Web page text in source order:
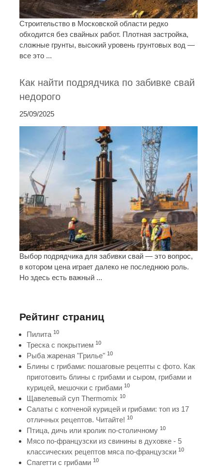
Строительство в Московской области редко
обходится без свайных работ. Плотная застройка,
сложные грунты, высокий уровень грунтовых вод —
все это ...
Как найти подрядчика по забивке свай
недорого
25/09/2025
Выбор подрядчика для забивки свай — это вопрос,
в котором цена играет далеко не последнюю роль.
Но здесь есть важный ...
Рейтинг страниц
Пилита 10
Треска с покрытием 10
Рыба жареная "Грилье" 10
Блины с грибами: пошаговые рецепты с фото. Как
приготовить блины с грибами и сыром, грибами и
курицей, мешочки с грибами 10
Щавелевый суп Thermomix 10
Салаты с копченой курицей и грибами: топ из 17
отличных рецептов. Читайте! 10
Птица, дичь или кролик по-столичному 10
Мясо по-французски из свинины в духовке - 5
классических рецептов мяса по-французски 10
Спагетти с грибами 10